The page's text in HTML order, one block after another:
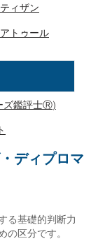
ティザン
アトゥール
ズ鑑評士Ⓡ)
ディプロマ
る基礎的判断力
の区分です。